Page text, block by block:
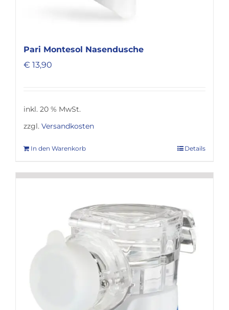
werden
Pari Montesol Nasendusche
€ 13,90
inkl. 20 % MwSt.
zzgl. Versandkosten
In den Warenkorb Details